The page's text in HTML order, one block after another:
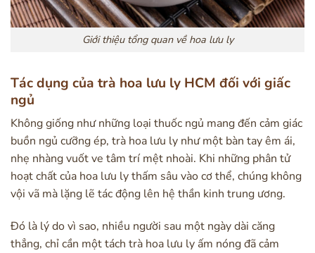
Giới thiệu tổng quan về hoa lưu ly
Tác dụng của trà hoa lưu ly HCM đối với giấc
ngủ
Không giống như những loại thuốc ngủ mang đến cảm giác
buồn ngủ cưỡng ép, trà hoa lưu ly như một bàn tay êm ái,
nhẹ nhàng vuốt ve tâm trí mệt nhoài. Khi những phân tử
hoạt chất của hoa lưu ly thấm sâu vào cơ thể, chúng không
vội vã mà lặng lẽ tác động lên hệ thần kinh trung ương.
Đó là lý do vì sao, nhiều người sau một ngày dài căng
thẳng, chỉ cần một tách trà hoa lưu ly ấm nóng đã cảm